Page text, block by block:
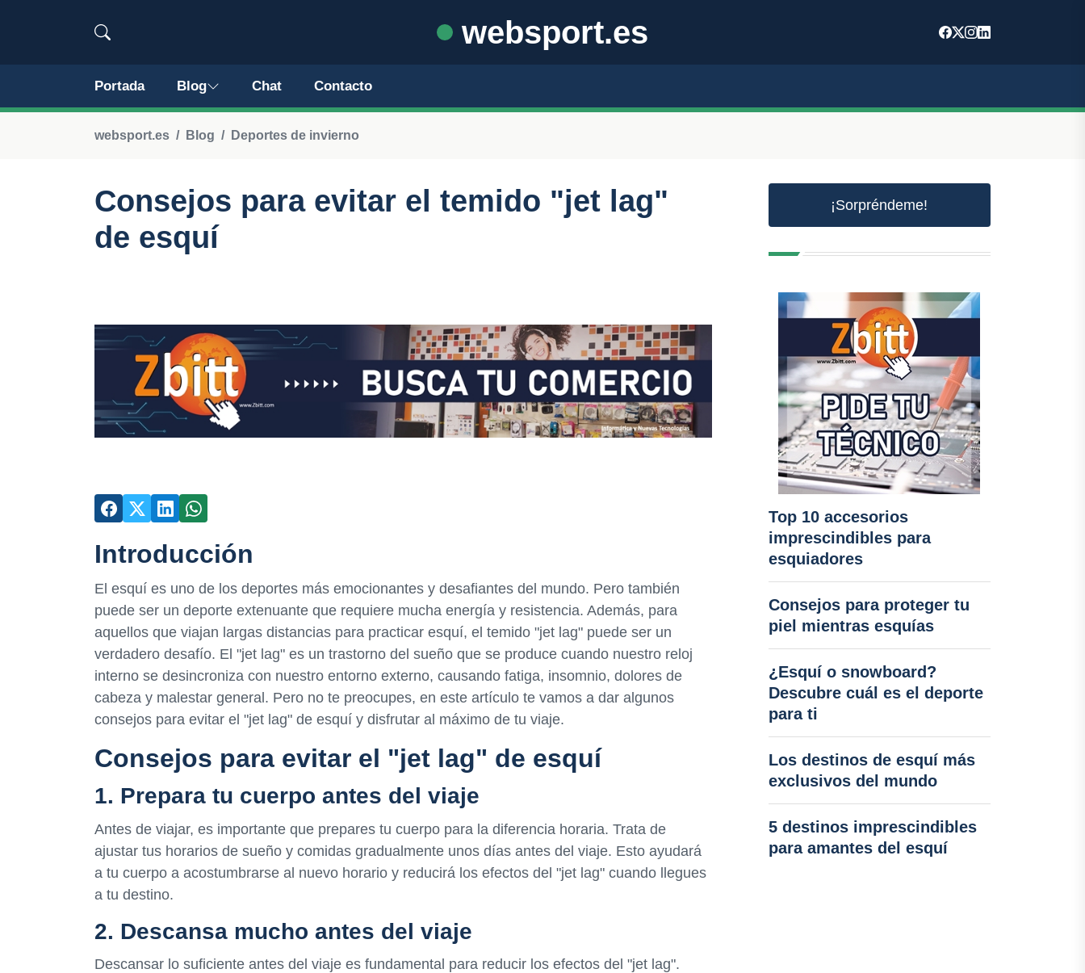
websport.es
Portada Blog Chat Contacto
websport.es Blog Deportes de invierno
Consejos para evitar el temido "jet lag"
de esquí
Introducción
El esquí es uno de los deportes más emocionantes y desafiantes del mundo. Pero también
puede ser un deporte extenuante que requiere mucha energía y resistencia. Además, para
aquellos que viajan largas distancias para practicar esquí, el temido "jet lag" puede ser un
verdadero desafío. El "jet lag" es un trastorno del sueño que se produce cuando nuestro reloj
interno se desincroniza con nuestro entorno externo, causando fatiga, insomnio, dolores de
cabeza y malestar general. Pero no te preocupes, en este artículo te vamos a dar algunos
consejos para evitar el "jet lag" de esquí y disfrutar al máximo de tu viaje.
Consejos para evitar el "jet lag" de esquí
1. Prepara tu cuerpo antes del viaje
Antes de viajar, es importante que prepares tu cuerpo para la diferencia horaria. Trata de
ajustar tus horarios de sueño y comidas gradualmente unos días antes del viaje. Esto ayudará
a tu cuerpo a acostumbrarse al nuevo horario y reducirá los efectos del "jet lag" cuando llegues
a tu destino.
2. Descansa mucho antes del viaje
Descansar lo suficiente antes del viaje es fundamental para reducir los efectos del "jet lag".
¡Sorpréndeme!
Top 10 accesorios
imprescindibles para
esquiadores
Consejos para proteger tu
piel mientras esquías
¿Esquí o snowboard?
Descubre cuál es el deporte
para ti
Los destinos de esquí más
exclusivos del mundo
5 destinos imprescindibles
para amantes del esquí